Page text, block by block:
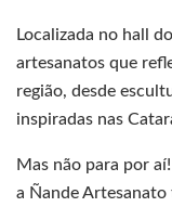
Localizada no hall
artesanatos que
região, desde
inspiradas nas
Mas não para por
a Ñande